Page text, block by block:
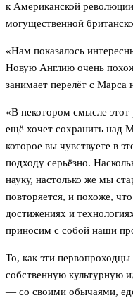
к Американской
могущественной
«Нам показалось
Новую Англию очень
занимает перелёт с
«В некотором смысле этот
ещё хочет сохранить над
которое вы чувствуете в
подходу серьёзно.
науку, настолько же мы
повторяется, и похоже,
достижениях и
приносим с собой наши
То, как эти
собственную культурную
— со своими обычаями,